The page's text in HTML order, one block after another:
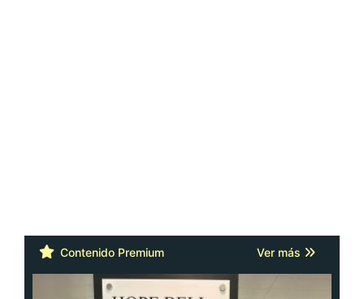
Contenido Premium Ver más